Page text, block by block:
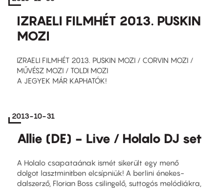
IZRAELI FILMHÉT 2013. PUSKIN
MOZI
IZRAELI FILMHÉT 2013. PUSKIN MOZI / CORVIN MOZI /
MŰVÉSZ MOZI / TOLDI MOZI
A JEGYEK MÁR KAPHATÓK!
2013-10-31
Allie (DE) - Live / Holalo DJ set
A Holalo csapataának ismét sikerült egy menő
dolgot lasztminitben elcsípniük! A berlini énekes-
dalszerző, Florian Boss csilingelő, suttogós melódiákra,